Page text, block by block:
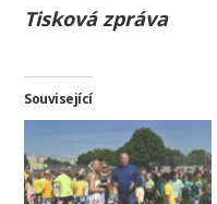
Tisková zpráva
Související